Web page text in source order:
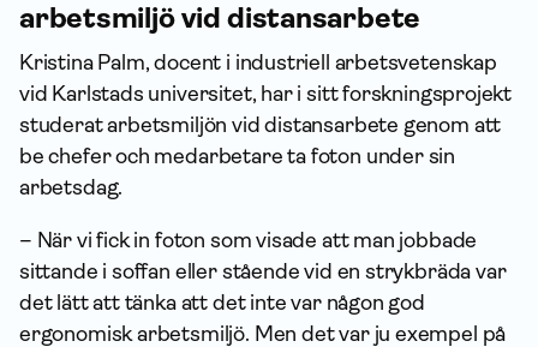
arbetsmiljö vid distansarbete
Kristina Palm, docent i industriell arbetsvetenskap
vid Karlstads universitet, har i sitt forsknings­projekt
studerat arbetsmiljön vid distansarbete genom att
be chefer och medarbetare ta foton under sin
arbetsdag.
– När vi fick in foton som visade att man jobbade
sittande i soffan eller stående vid en strykbräda var
det lätt att tänka att det inte var någon god
ergonomisk arbetsmiljö. Men det var ju exempel på